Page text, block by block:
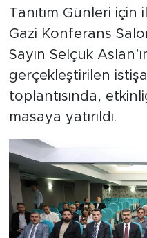
Tanıtım Günleri için
Gazi Konferans
Sayın Selçuk
gerçekleştirilen
toplantısında,
masaya yatırıldı.